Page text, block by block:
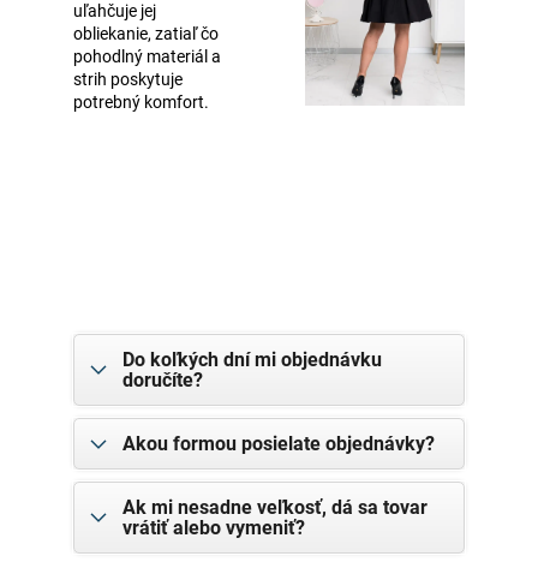
uľahčuje jej
obliekanie, zatiaľ čo
pohodlný materiál a
strih poskytuje
potrebný komfort.
Do koľkých dní mi objednávku
doručíte?
Akou formou posielate objednávky?
Ak mi nesadne veľkosť, dá sa tovar
vrátiť alebo vymeniť?